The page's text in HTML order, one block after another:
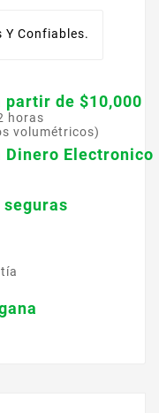
Y Confiables.
partir de $10,000
horas
volumétricos)
Dinero Electronico
seguras